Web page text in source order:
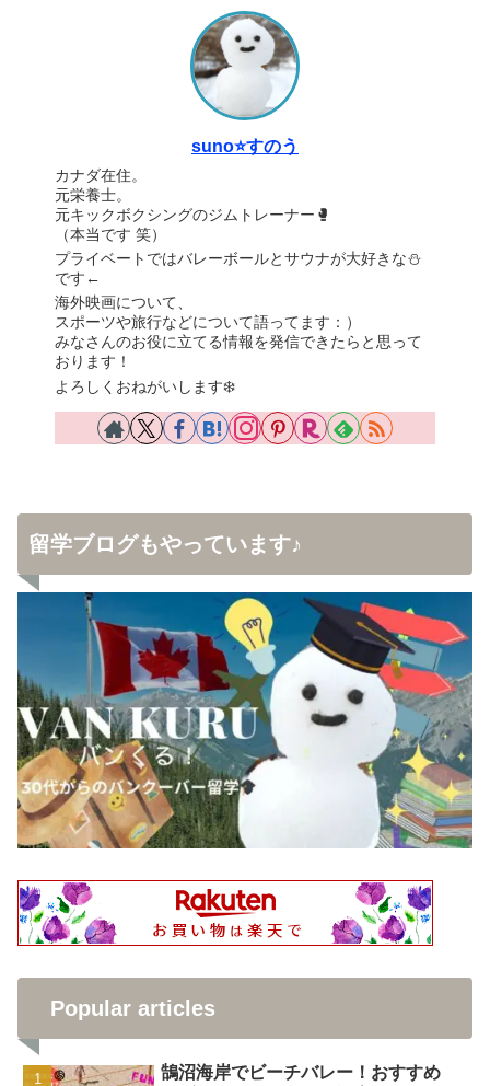
suno⭐️すのう
カナダ在住。
元栄養士。
元キックボクシングのジムトレーナー🥊
（本当です 笑）
プライベートではバレーボールとサウナが大好きな⛄️
です←
海外映画について、
スポーツや旅行などについて語ってます：）
みなさんのお役に立てる情報を発信できたらと思って
おります！
よろしくおねがいします❄️
留学ブログもやっています♪
Popular articles
鵠沼海岸でビーチバレー！おすすめ